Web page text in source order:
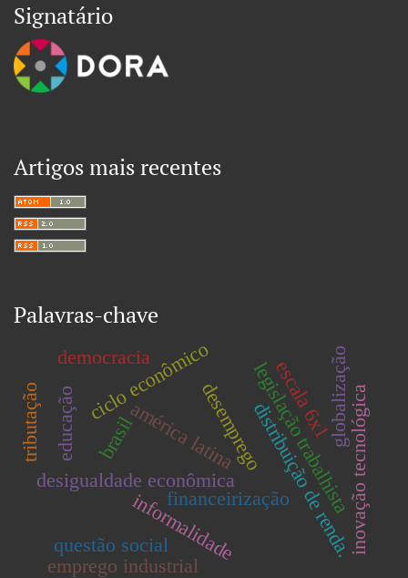
Signatário
Artigos mais recentes
Palavras-chave
américa latina
desigualdade econômica distribuição de renda.inovação tecnológica
legislação trabalhista
brasil
informalidade
ciclo econômico
emprego industrial
desempregoescala 6x1globalização
financeirização
educação
democracia
tributação
questão social